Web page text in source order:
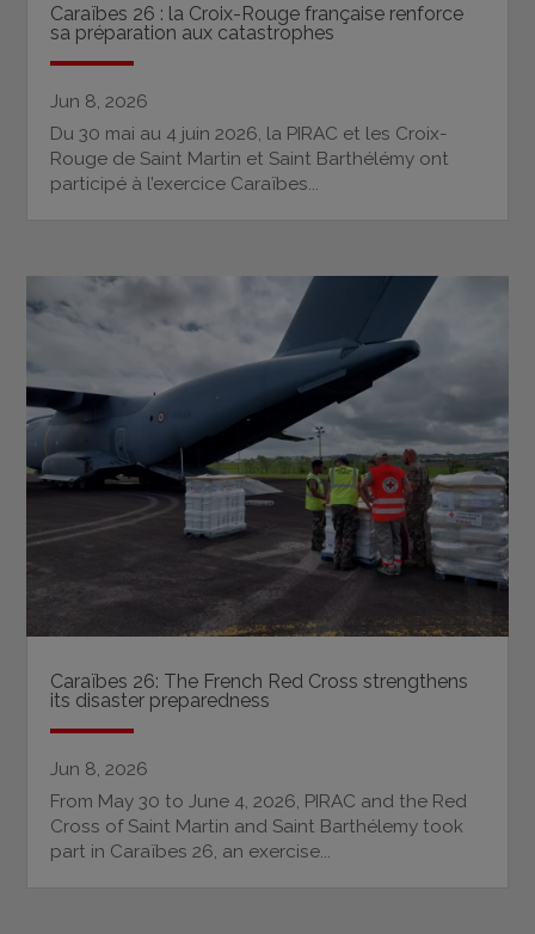
Caraïbes 26 : la Croix-Rouge française renforce
sa préparation aux catastrophes
Jun 8, 2026
Du 30 mai au 4 juin 2026, la PIRAC et les Croix-
Rouge de Saint Martin et Saint Barthélémy ont
participé à l’exercice Caraïbes...
Caraïbes 26: The French Red Cross strengthens
its disaster preparedness
Jun 8, 2026
From May 30 to June 4, 2026, PIRAC and the Red
Cross of Saint Martin and Saint Barthélemy took
part in Caraïbes 26, an exercise...